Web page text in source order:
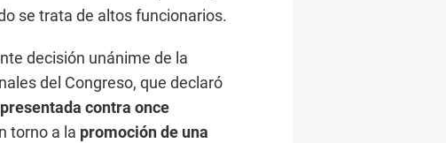
se trata de altos funcionarios.
decisión unánime de la
del Congreso, que declaró
contra once
torno a la promoción de una